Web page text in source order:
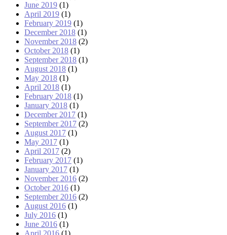
June 2019 (1)
April 2019 (1)
February 2019 (1)
December 2018 (1)
November 2018 (2)
October 2018 (1)
September 2018 (1)
August 2018 (1)
May 2018 (1)
April 2018 (1)
February 2018 (1)
January 2018 (1)
December 2017 (1)
September 2017 (2)
August 2017 (1)
May 2017 (1)
April 2017 (2)
February 2017 (1)
January 2017 (1)
November 2016 (2)
October 2016 (1)
September 2016 (2)
August 2016 (1)
July 2016 (1)
June 2016 (1)
April 2016 (1)